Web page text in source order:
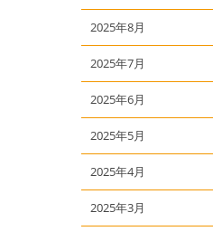
2025年8月
2025年7月
2025年6月
2025年5月
2025年4月
2025年3月